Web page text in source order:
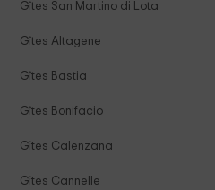
Gîtes San Martino di Lota
Gîtes Altagene
Gîtes Bastia
Gîtes Bonifacio
Gîtes Calenzana
Gîtes Cannelle